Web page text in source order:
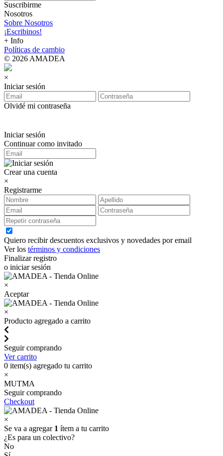
Suscribirme
Nosotros
Sobre Nosotros
¡Escribinos!
+ Info
Políticas de cambio
© 2026 AMADEA
×
Iniciar sesión
Olvidé mi contraseña
Iniciar sesión
Continuar como invitado
Crear una cuenta
×
Registrarme
Quiero recibir descuentos exclusivos y novedades por email
Ver los términos y condiciones
Finalizar registro
o iniciar sesión
×
Aceptar
×
Producto agregado a carrito
Seguir comprando
Ver carrito
0 item(s) agregado tu carrito
×
MUTMA
Seguir comprando
Checkout
×
Se va a agregar 1 ítem a tu carrito
¿Es para un colectivo?
No